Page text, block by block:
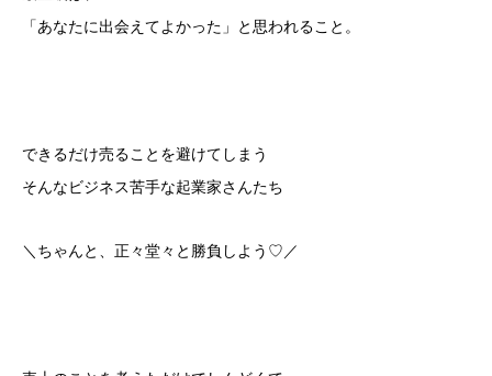
「あなたに出会えてよかった」と思われること。
できるだけ売ることを避けてしまう
そんなビジネス苦手な起業家さんたち
＼ちゃんと、正々堂々と勝負しよう♡／